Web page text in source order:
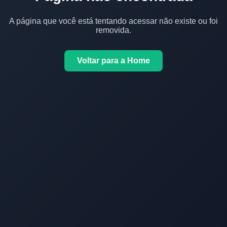
A página que você está tentando acessar não existe ou foi
removida.
Voltar para a Home